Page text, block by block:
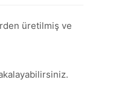
üretilmiş ve